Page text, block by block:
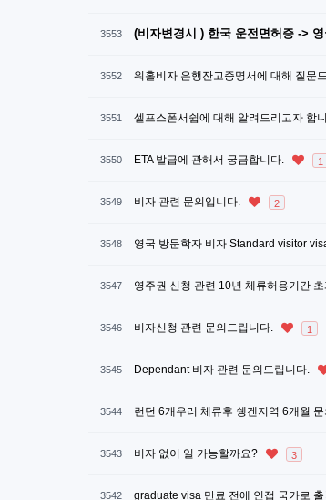
3553 (비자변경시 ) 한국 운전면허증 ->
3552 워홀비자 은행잔고증명서에 대해 질문
3551 셀프스폰서쉽에 대해 알려드리고자 합
3550 ETA 발급에 관해서 궁금합니다. 1
3549 비자 관련 문의입니다. 2
3548 영국 방문학자 비자 Standard visitor
3547 영주권 신청 관련 10년 체류허용기간
3546 비자신청 관련 문의드립니다. 1
3545 Dependant 비자 관련 문의드립니다.
3544 런던 6개우러 체류후 쉥겐지역 6개월
3543 비자 없이 일 가능할까요? 3
3542 graduate visa 만료 전에 인접 국가로